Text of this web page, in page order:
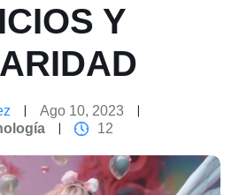
Y
Ago 10, 2023
12